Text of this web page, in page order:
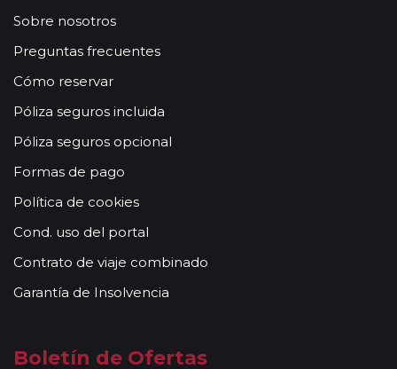
Sobre nosotros
Preguntas frecuentes
Cómo reservar
Póliza seguros incluida
Póliza seguros opcional
Formas de pago
Política de cookies
Cond. uso del portal
Contrato de viaje combinado
Garantía de Insolvencia
Boletín de Ofertas